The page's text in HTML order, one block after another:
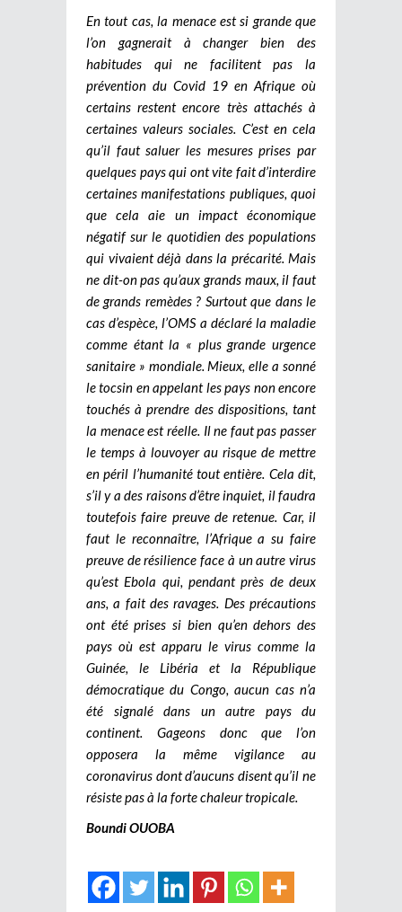
En tout cas, la menace est si grande que
l’on gagnerait à changer bien des
habitudes qui ne facilitent pas la
prévention du Covid 19 en Afrique où
certains restent encore très attachés à
certaines valeurs sociales. C’est en cela
qu’il faut saluer les mesures prises par
quelques pays qui ont vite fait d’interdire
certaines manifestations publiques, quoi
que cela aie un impact économique
négatif sur le quotidien des populations
qui vivaient déjà dans la précarité. Mais
ne dit-on pas qu’aux grands maux, il faut
de grands remèdes ? Surtout que dans le
cas d’espèce, l’OMS a déclaré la maladie
comme étant la « plus grande urgence
sanitaire » mondiale. Mieux, elle a sonné
le tocsin en appelant les pays non encore
touchés à prendre des dispositions, tant
la menace est réelle. Il ne faut pas passer
le temps à louvoyer au risque de mettre
en péril l’humanité tout entière. Cela dit,
s’il y a des raisons d’être inquiet, il faudra
toutefois faire preuve de retenue. Car, il
faut le reconnaître, l’Afrique a su faire
preuve de résilience face à un autre virus
qu’est Ebola qui, pendant près de deux
ans, a fait des ravages. Des précautions
ont été prises si bien qu’en dehors des
pays où est apparu le virus comme la
Guinée, le Libéria et la République
démocratique du Congo, aucun cas n’a
été signalé dans un autre pays du
continent. Gageons donc que l’on
opposera la même vigilance au
coronavirus dont d’aucuns disent qu’il ne
résiste pas à la forte chaleur tropicale.
Boundi OUOBA